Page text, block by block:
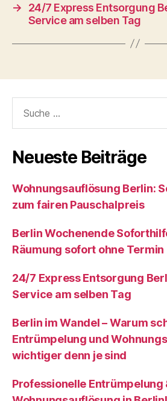
→
24/7 Express Entsorgung
Service am selben Tag
nach:
Neueste Beiträge
Wohnungsauflösung Berlin:
zum fairen Pauschalpreis
Berlin Wochenende
Räumung sofort ohne Termin
24/7 Express Entsorgung
Service am selben Tag
Berlin im Wandel – Warum
Entrümpelung und
wichtiger denn je sind
Professionelle Entrümpelung